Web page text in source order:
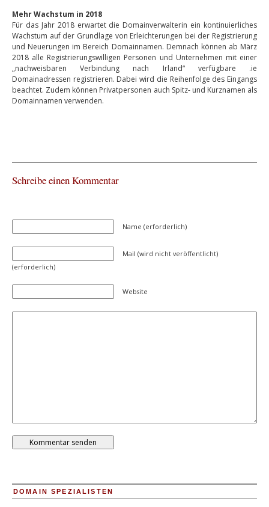
Mehr Wachstum in 2018
Für das Jahr 2018 erwartet die Domainverwalterin ein kontinuierliches
Wachstum auf der Grundlage von Erleichterungen bei der Registrierung
und Neuerungen im Bereich Domainnamen. Demnach können ab März
2018 alle Registrierungswilligen Personen und Unternehmen mit einer
„nachweisbaren Verbindung nach Irland“ verfügbare .ie
Domainadressen registrieren. Dabei wird die Reihenfolge des Eingangs
beachtet. Zudem können Privatpersonen auch Spitz- und Kurznamen als
Domainnamen verwenden.
Schreibe einen Kommentar
Name (erforderlich)
Mail (wird nicht veröffentlicht)
(erforderlich)
Website
DOMAIN SPEZIALISTEN